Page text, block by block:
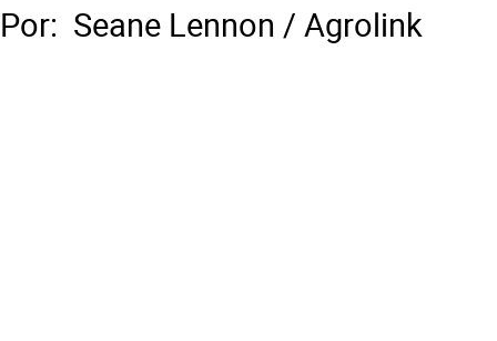
Por: Seane Lennon / Agrolink